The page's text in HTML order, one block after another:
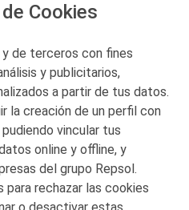
Muñatones,
S.A.
WEB
Cookies
de terceros con fines
y publicitarios,
a partir de tus datos.
la creación de un perfil con
vincular tus
online y offline, y
del grupo Repsol.
para rechazar las cookies